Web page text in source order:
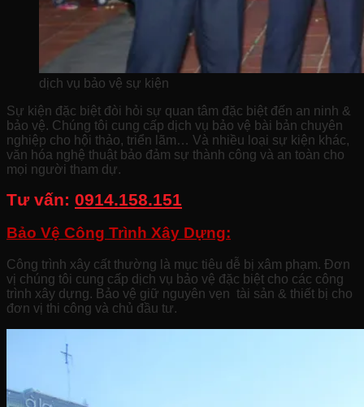
dịch vụ bảo vệ sự kiện
Sự kiện đặc biệt đòi hỏi sự quan tâm đặc biệt đến an ninh &
bảo vệ. Chúng tôi cung cấp dịch vụ bảo vệ bài bản chuyên
nghiệp cho hội thảo, triển lãm… Và nhiều loại sự kiện khác,
văn hóa nghệ thuật bảo đảm sự thành công và an toàn cho
mọi người tham dự.
Tư vấn: 0914.158.151
Bảo Vệ Công Trình Xây Dựng:
Công trình xây cất thường là mục tiêu dễ bị xâm phạm. Đơn
vị chúng tôi cung cấp dịch vụ bảo vệ đặc biệt cho các công
trình xây dựng. Bảo vệ giữ nguyên vẹn tài sản & thiết bị cho
đơn vị thi công và chủ đầu tư.